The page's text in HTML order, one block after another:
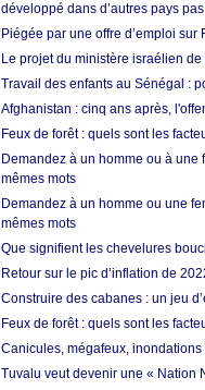
développé dans d’autres pays
Piégée par une offre d’emploi
Le projet du ministère israélien
Travail des enfants au Sénégal :
Afghanistan : cinq ans après,
Feux de forêt : quels sont les
Demandez à un homme ou à
mêmes mots
Demandez à un homme ou une
mêmes mots
Que signifient les chevelures
Retour sur le pic d’inflation de
Construire des cabanes : un jeu
Feux de forêt : quels sont les
Canicules, mégafeux, inondations
Tuvalu veut devenir une « Nation